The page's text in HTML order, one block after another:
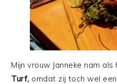
Mijn vrouw Janneke nam
Turf, omdat zij toch wel